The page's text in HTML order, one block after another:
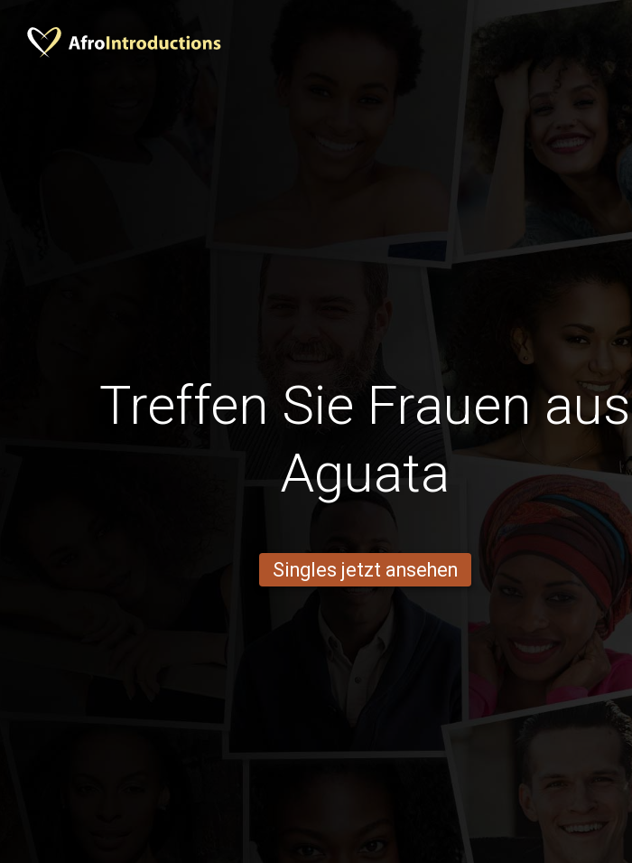
Treffen Sie Frauen aus
Aguata
Singles jetzt ansehen